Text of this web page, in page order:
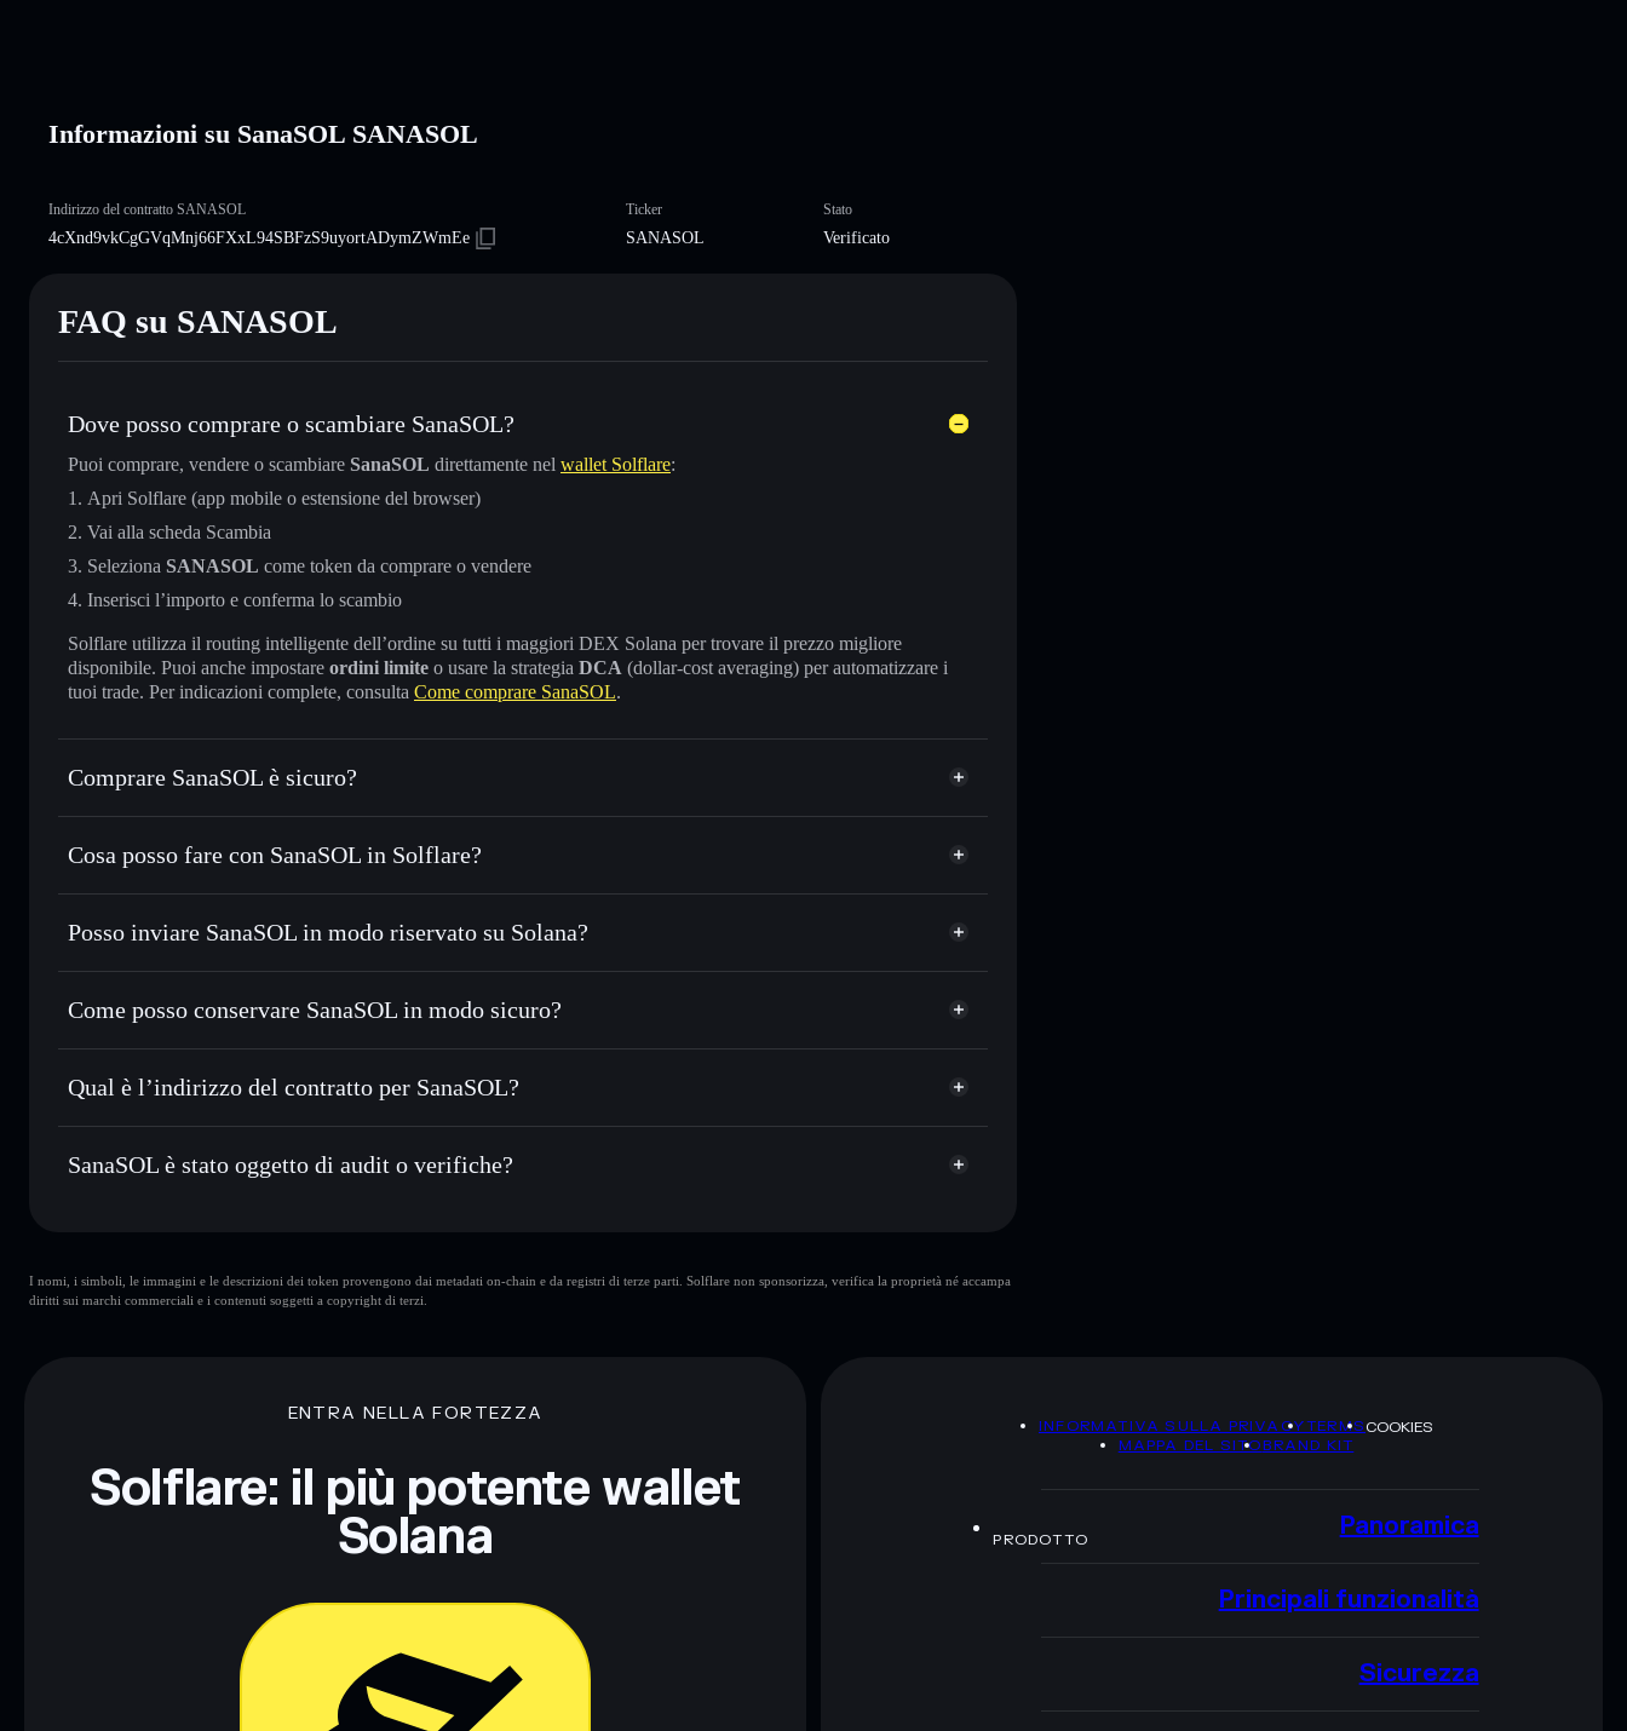
Informazioni su SanaSOL SANASOL
Indirizzo del contratto SANASOL
4cXnd9vkCgGVqMnj66FXxL94SBFzS9uyortADymZWmEe
Ticker
SANASOL
Stato
Verificato
FAQ su SANASOL
Dove posso comprare o scambiare SanaSOL?
Puoi comprare, vendere o scambiare SanaSOL direttamente nel wallet Solflare:
Apri Solflare (app mobile o estensione del browser)
Vai alla scheda Scambia
Seleziona SANASOL come token da comprare o vendere
Inserisci l’importo e conferma lo scambio
Solflare utilizza il routing intelligente dell’ordine su tutti i maggiori DEX Solana per trovare il prezzo migliore
disponibile. Puoi anche impostare ordini limite o usare la strategia DCA (dollar-cost averaging) per automatizzare i
tuoi trade. Per indicazioni complete, consulta Come comprare SanaSOL.
Comprare SanaSOL è sicuro?
SanaSOL token verificato
Cosa posso fare con SanaSOL in Solflare?
SanaSOL
wallet Solflare
Scambiare istantaneamente— scambia SANASOL in SOL, USDC o in migliaia di altri token Solana al prezzo
Usare il DCA— applica la strategia dollar-cost average su SANASOL nel tempo
Inviare in modo riservato— trasferisci SANASOL senza collegare pubblicamente i wallet usando l’Aggregatore
di privacy incorporato di Solflare
ed esclusivo controllo delle tue chiavi private
Posso inviare SanaSOL in modo riservato su Solana?
wallet Solflare Aggregatore di privacy SanaSOL
Come posso conservare SanaSOL in modo sicuro?
SanaSOL wallet non-custodial Solflare
Qual è l’indirizzo del contratto per SanaSOL?
SanaSOL
4cXnd9vkCgGVqMnj66FXxL94SBFzS9uyortADymZWmEe
SanaSOL è stato oggetto di audit o verifiche?
I nomi, i simboli, le immagini e le descrizioni dei token provengono dai metadati on-chain e da registri di terze parti. Solflare non sponsorizza, verifica la proprietà né accampa
diritti sui marchi commerciali e i contenuti soggetti a copyright di terzi.
ENTRA NELLA FORTEZZA
Solflare: il più potente wallet
Solana
INFORMATIVA SULLA PRIVACYTERMSCOOKIES
MAPPA DEL SITOBRAND KIT
PRODOTTO Panoramica
Principali funzionalità
Sicurezza